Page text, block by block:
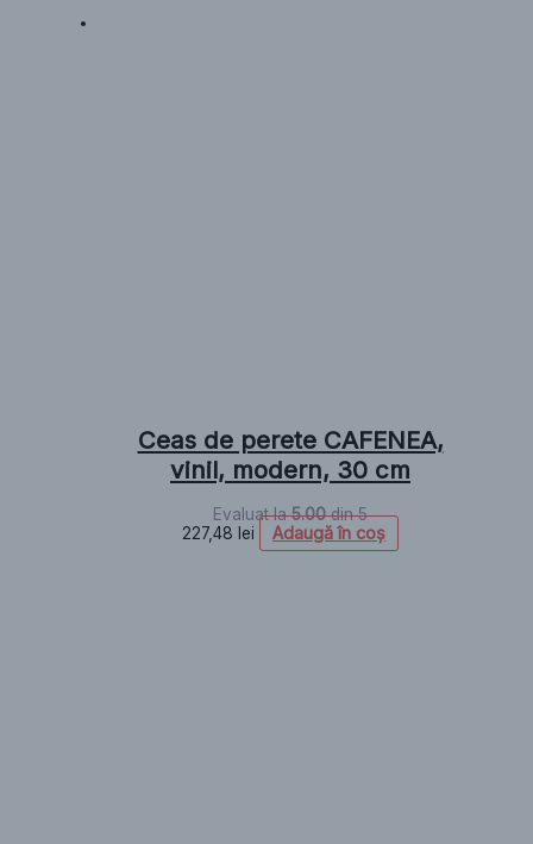
Ceas de perete CAFENEA,
vinil, modern, 30 cm
Evaluat la5.00din 5
227,48 lei Adaugă în coș